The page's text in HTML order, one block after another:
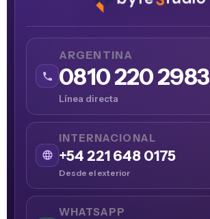
ARGENTINA
0810 220 2983
Línea directa
INTERNACIONAL
+54 221 648 0175
Desde el exterior
WHATSAPP